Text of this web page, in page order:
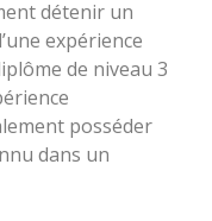
détenir un
expérience
de niveau 3
posséder
dans un